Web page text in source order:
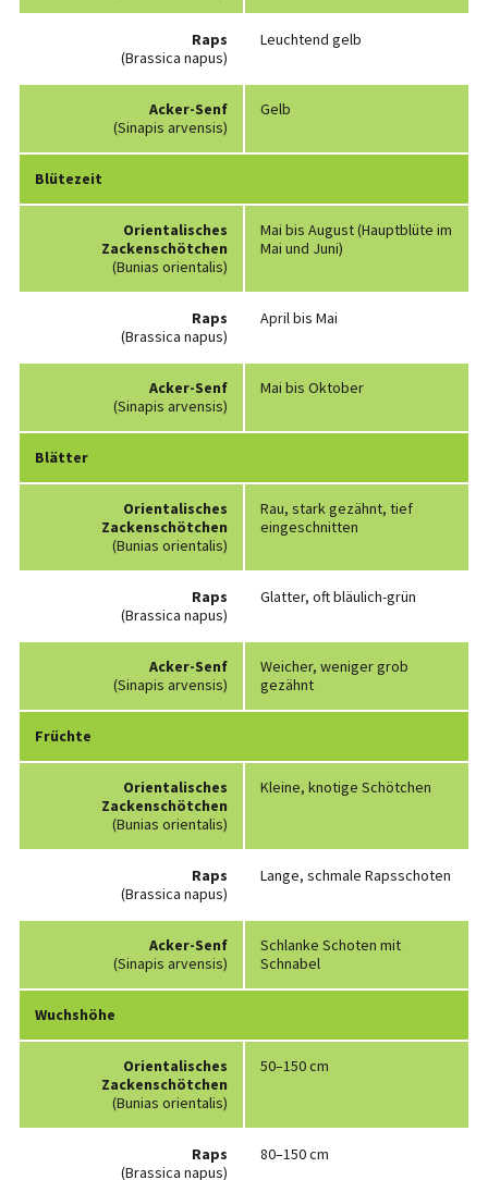
Raps
(Brassica napus)
Leuchtend gelb
Acker-Senf
(Sinapis arvensis)
Gelb
Blütezeit
Orientalisches
Zackenschötchen
(Bunias orientalis)
Mai bis August (Hauptblüte im
Mai und Juni)
Raps
(Brassica napus)
April bis Mai
Acker-Senf
(Sinapis arvensis)
Mai bis Oktober
Blätter
Orientalisches
Zackenschötchen
(Bunias orientalis)
Rau, stark gezähnt, tief
eingeschnitten
Raps
(Brassica napus)
Glatter, oft bläulich-grün
Acker-Senf
(Sinapis arvensis)
Weicher, weniger grob
gezähnt
Früchte
Orientalisches
Zackenschötchen
(Bunias orientalis)
Kleine, knotige Schötchen
Raps
(Brassica napus)
Lange, schmale Rapsschoten
Acker-Senf
(Sinapis arvensis)
Schlanke Schoten mit
Schnabel
Wuchshöhe
Orientalisches
Zackenschötchen
(Bunias orientalis)
50–150 cm
Raps
(Brassica napus)
80–150 cm